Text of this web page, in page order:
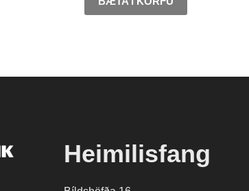
Heimilisfang